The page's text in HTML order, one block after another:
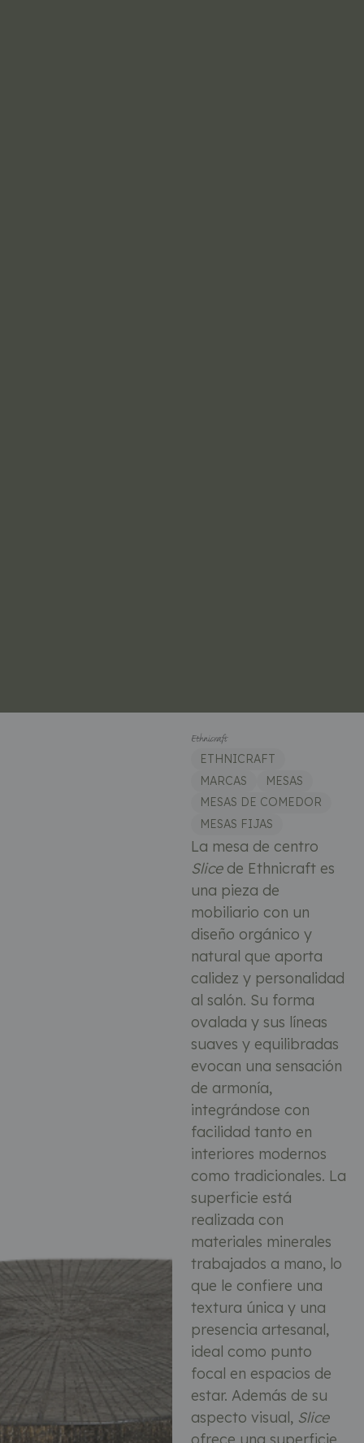
ETHNICRAFT
MARCAS
MESAS
MESAS DE COMEDOR
MESAS FIJAS
La mesa de centro
Slicede Ethnicraft es
una pieza de
mobiliario con un
diseño orgánico y
natural que aporta
calidez y personalidad
al salón. Su forma
ovalada y sus líneas
suaves y equilibradas
evocan una sensación
de armonía,
integrándose con
facilidad tanto en
interiores modernos
como tradicionales. La
superficie está
realizada con
materiales minerales
trabajados a mano, lo
que le confiere una
textura única y una
presencia artesanal,
ideal como punto
focal en espacios de
estar. Además de su
aspecto visual, Slice